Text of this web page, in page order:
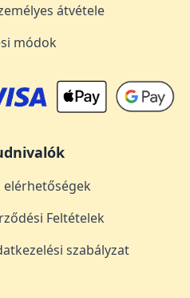
átvétele
módok
elérhetőségek
Feltételek
szabályzat